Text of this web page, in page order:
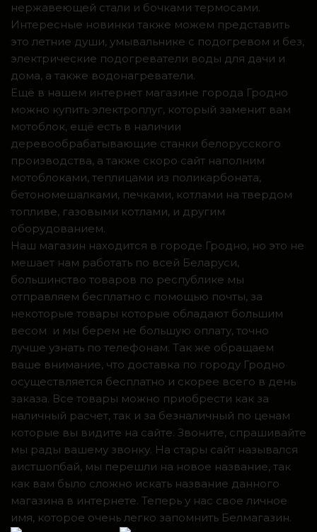
нержавеющей стали и бочками термосами.
Интересные новинки также можем представить
это летние души, умывальнике с подогревом и без,
электрические подогреватели воды для дачи и
дома, а также водонагреватели.
Ещё в нашем интернет магазине города Гродно
можно купить электроплуг, который заменит вам
мотоблок, ещё есть в наличии
деревообрабатывающие станки белорусского
производства, а также скоро сайт наполним
мотоблоками, теплицами из поликарбоната,
бетономешалками, печками, котлами на твердом
топливе, газовыми котлами, и другим
оборудованием.
Наш магазин находится в городе Гродно, но это не
мешает нам работать по всей Беларуси,
большинство товаров по республике мы
отправляем бесплатно с помощью почты, за
некоторые товары которые обладают большим
весом и мы берем не большую оплату, точно
лучше узнать по телефонам. Так же обращаем
ваше внимание, что доставка по городу Гродно
осуществляется бесплатно и скорее всего в день
заказа. Все товары можно приобрести как за
наличный расчет, так и за безналичный по ценам
которые вы видите на сайте. Звоните, спрашивайте
мы рады вашему звонку. На стары сайт назывался
аистшопбай, мы перешли на новое название, так
как вам было сложно искать название данного
магазина в интернете. Теперь у нас свое личное
имя, которое очень легко запомнить Белмагазин.